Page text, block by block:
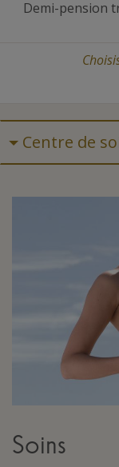
Demi-pension
Centre de
Soins